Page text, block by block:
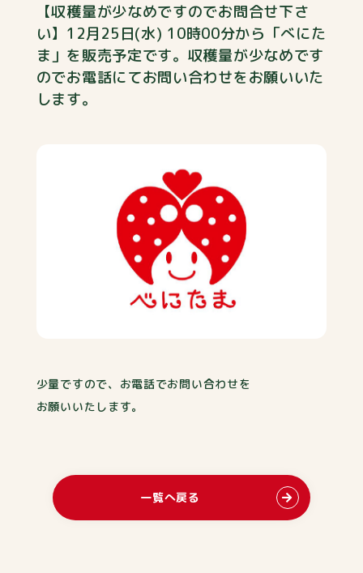
【収穫量が少なめですのでお問合せ下さ
い】12月25日(水) 10時00分から「べにた
ま」を販売予定です。収穫量が少なめです
のでお電話にてお問い合わせをお願いいた
します。
少量ですので、お電話でお問い合わせを
お願いいたします。
一覧へ戻る